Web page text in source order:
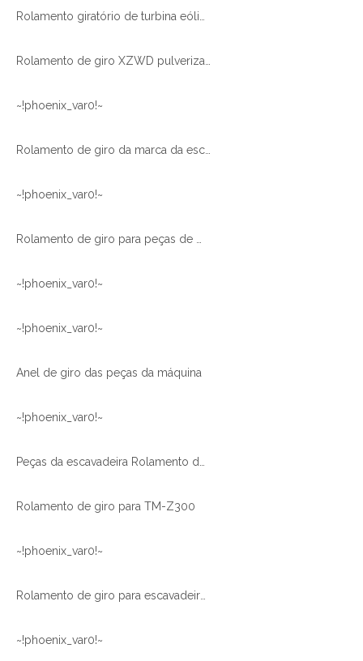
~!phoenix_var0!~
~!phoenix_var0!~
~!phoenix_var0!~
~!phoenix_var0!~
Anel de giro das peças da máquina
~!phoenix_var0!~
Rolamento de giro para TM-Z300
~!phoenix_var0!~
~!phoenix_var0!~